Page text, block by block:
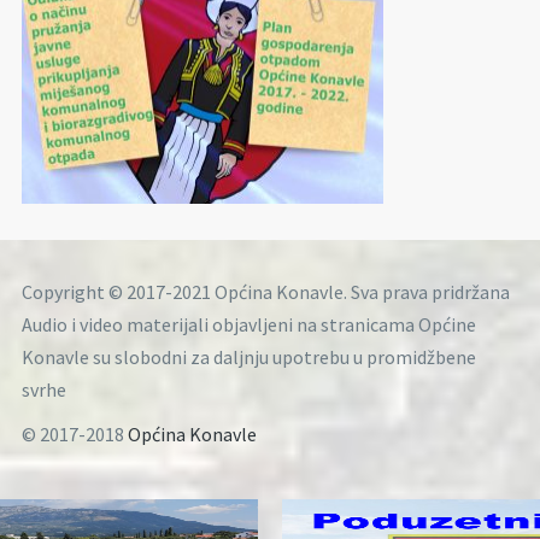
Copyright © 2017-2021 Općina Konavle. Sva prava pridržana
Audio i video materijali objavljeni na stranicama Općine
Konavle su slobodni za daljnju upotrebu u promidžbene
svrhe
© 2017-2018 Općina Konavle